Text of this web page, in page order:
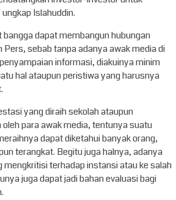
Islahuddin.
dapat membangun hubungan
sebab tanpa adanya awak media di
informasi, diakuinya minim
hal ataupun peristiwa yang harusnya
yang diraih sekolah ataupun
para awak media, tentunya suatu
dapat diketahui banyak orang,
terangkat. Begitu juga halnya, adanya
terhadap instansi atau ke salah
juga dapat jadi bahan evaluasi bagi